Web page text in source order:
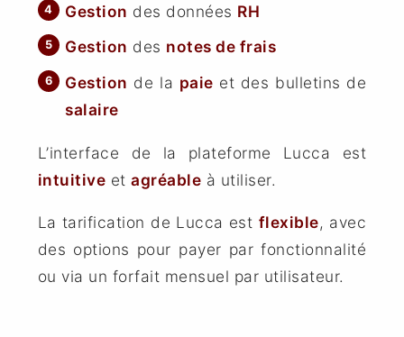
Gestion des données RH
Gestion des notes de frais
Gestion de la paie et des bulletins de
salaire
L’interface de la plateforme Lucca est
intuitive etagréable à utiliser.
La tarification de Lucca est flexible, avec
des options pour payer par fonctionnalité
ou via un forfait mensuel par utilisateur.